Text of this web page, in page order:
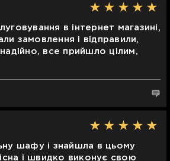
в інтернет магазині,
замовлення і відправили,
все прийшло цілим,
шафу і знайшла в цьому
і швидко виконує свою